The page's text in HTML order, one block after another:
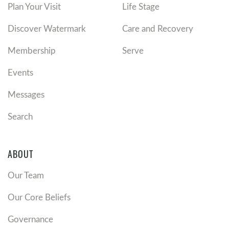
Plan Your Visit
Discover Watermark
Membership
Events
Messages
Search
Life Stage
Care and Recovery
Serve
ABOUT
Our Team
Our Core Beliefs
Governance